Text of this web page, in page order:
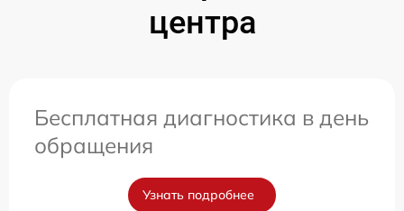
центра
Бесплатная диагностика в день
обращения
Узнать подробнее